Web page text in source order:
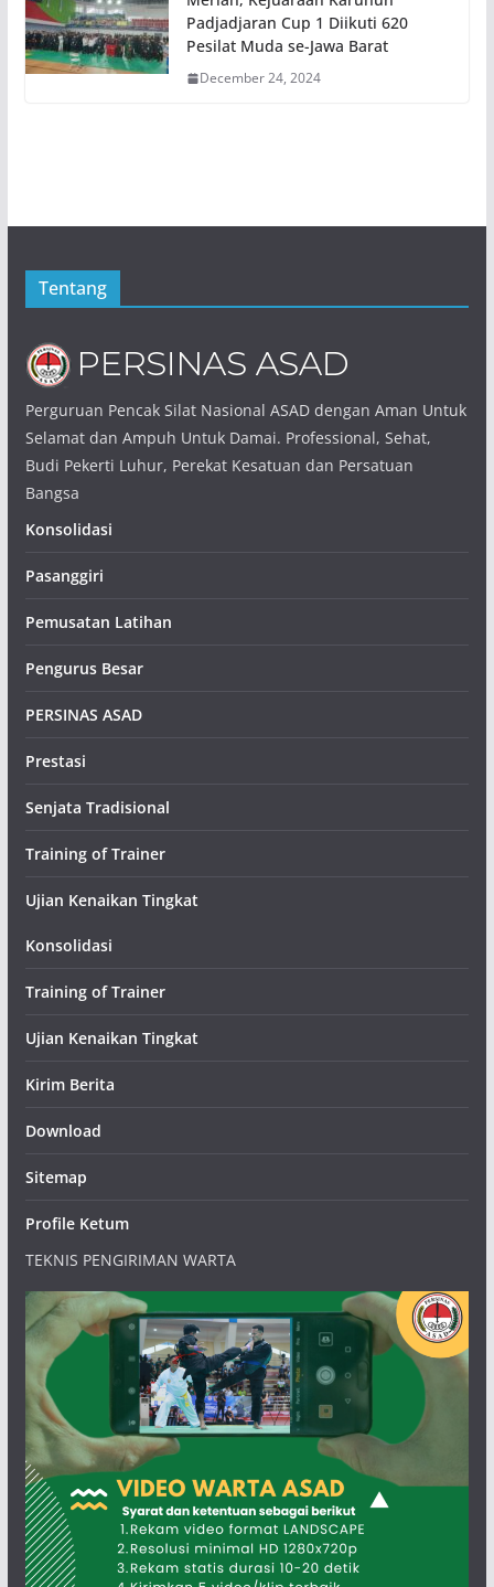
Padjadjaran Cup 1 Diikuti 620
Pesilat Muda se-Jawa Barat
December 24, 2024
Tentang
Perguruan Pencak Silat Nasional ASAD dengan Aman Untuk
Selamat dan Ampuh Untuk Damai. Professional, Sehat,
Budi Pekerti Luhur, Perekat Kesatuan dan Persatuan
Bangsa
Konsolidasi
Pasanggiri
Pemusatan Latihan
Pengurus Besar
PERSINAS ASAD
Prestasi
Senjata Tradisional
Training of Trainer
Ujian Kenaikan Tingkat
Konsolidasi
Training of Trainer
Ujian Kenaikan Tingkat
Kirim Berita
Download
Sitemap
Profile Ketum
TEKNIS PENGIRIMAN WARTA